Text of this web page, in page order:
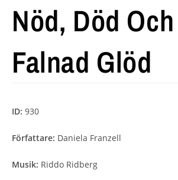
Nöd, Död Och
Falnad Glöd
ID: 930
Författare: Daniela Franzell
Musik: Riddo Ridberg